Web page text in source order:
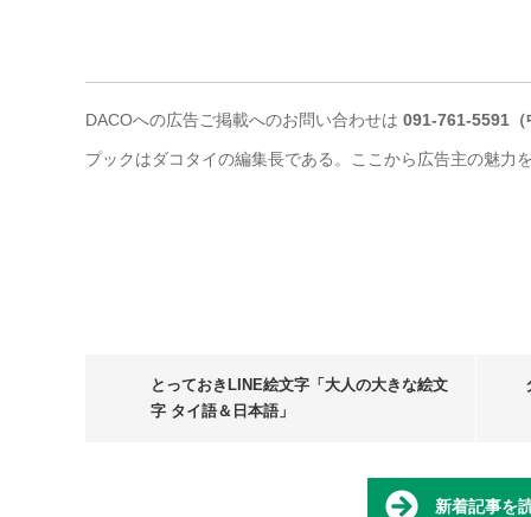
DACOへの広告ご掲載へのお問い合わせは 091-761-5591（
プックはダコタイの編集長である。ここから広告主の魅力
とっておきLINE絵文字「大人の大きな絵文
字 タイ語＆日本語」
新着記事